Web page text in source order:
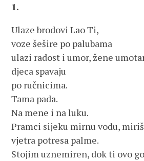
1.
Ulaze brodovi Lao Ti,
voze šešire po palubama
ulazi radost i umor, žene
djeca spavaju
po ručnicima.
Tama pada.
Na mene i na luku.
Pramci sijeku mirnu vodu,
vjetra potresa palme.
Stojim uznemiren, dok ti ovo